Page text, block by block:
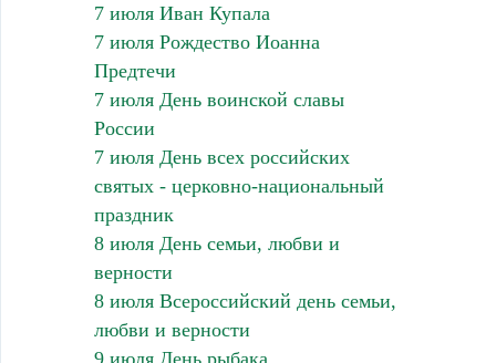
7 июля Иван Купала
7 июля Рождество Иоанна
Предтечи
7 июля День воинской славы
России
7 июля День всех российских
святых - церковно-национальный
праздник
8 июля День семьи, любви и
верности
8 июля Всероссийский день семьи,
любви и верности